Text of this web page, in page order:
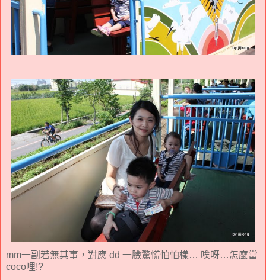
mm一副若無其事，對應 dd 一臉驚慌怕怕樣… 唉呀…怎麼當
coco哩!?